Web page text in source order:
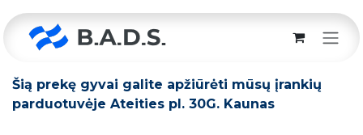
Šią prekę gyvai galite apžiūrėti mūsų įrankių
parduotuvėje Ateities pl. 30G. Kaunas